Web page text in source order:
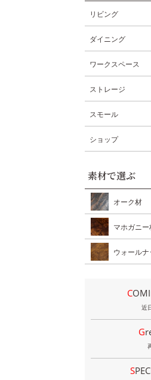
リビング
ダイニング
ワークスペース
ストレージ
スモール
ショップ
素材で選ぶ
オーク材
マホガニー
ウォール
近